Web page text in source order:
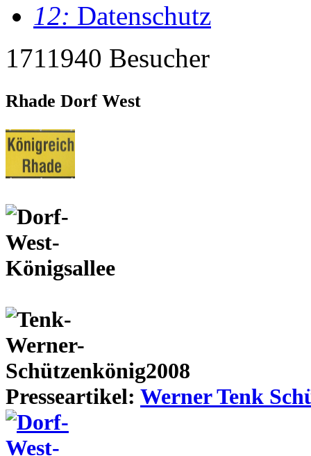
12: Datenschutz
1711940 Besucher
Rhade Dorf West
Presseartikel: Werner Tenk